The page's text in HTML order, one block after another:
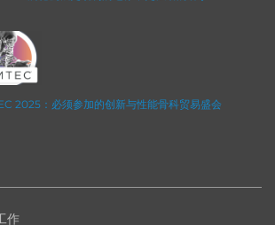
2025：必须参加的创新与性能骨科贸易盛会
作